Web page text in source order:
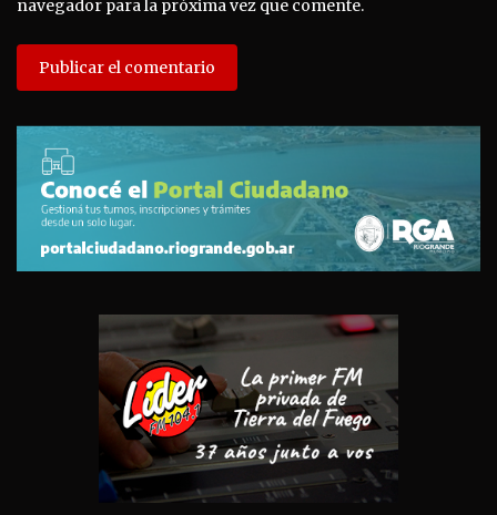
navegador para la próxima vez que comente.